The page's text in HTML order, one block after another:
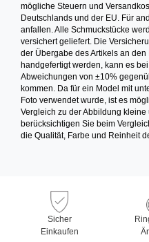
mögliche Steuern und
Deutschlands und der EU. Für
anfallen. Alle Schmuckstücke
versichert geliefert. Die
der Übergabe des Artikels an
handgefertigt werden, kann es
Abweichungen von ±10%
kommen. Da für ein Model mit
Foto verwendet wurde, ist es
Vergleich zu der Abbildung
berücksichtigen Sie beim
die Qualität, Farbe und Reinheit
Sicher
Einkaufen